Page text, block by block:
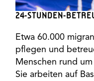
24-STUNDEN-
Etwa 60.000
pflegen und
Menschen rund
Sie arbeiten auf